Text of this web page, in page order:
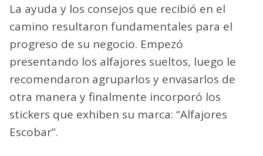
La ayuda y los consejos que recibió en el
camino resultaron fundamentales para el
progreso de su negocio. Empezó
presentando los alfajores sueltos, luego le
recomendaron agruparlos y envasarlos de
otra manera y finalmente incorporó los
stickers que exhiben su marca: “Alfajores
Escobar”.